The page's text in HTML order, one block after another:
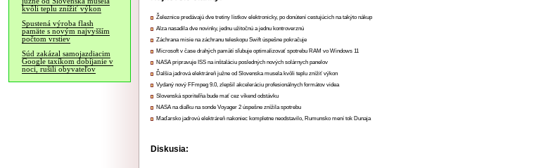
kvôli teplu znížiť výkon
Spustená výroba flash
pamäte s novým najvyšším
počtom vrstiev
Súd zakázal samojazdiacim
Google taxíkom dobíjanie v
noci, rušili obyvateľov
Železnice predávajú dve tretiny lístkov elektronicky, po donútení cestujúcich na takýto nákup
Alza nasadila dve novinky, jednu užitočnú a jednu kontroverznú
Záchrana misie na záchranu teleskopu Swift úspešne pokračuje
Microsoft v čase drahých pamätí sľubuje optimalizovať spotrebu RAM vo Windows 11
NASA pripravuje ISS na inštaláciu posledných nových solárnych panelov
Ďalšia jadrová elektráreň južne od Slovenska musela kvôli teplu znížiť výkon
Vydaný nový FFmpeg 9.0, zlepšil akceleráciu profesionálnych formátov videa
Slovenská sporiteľňa bude mať cez víkend odstávku
NASA na diaľku na sonde Voyager 2 úspešne znížila spotrebu
Maďarsko jadrovú elektráreň nakoniec kompletne neodstavilo, Rumunsko mení tok Dunaja
Diskusia: